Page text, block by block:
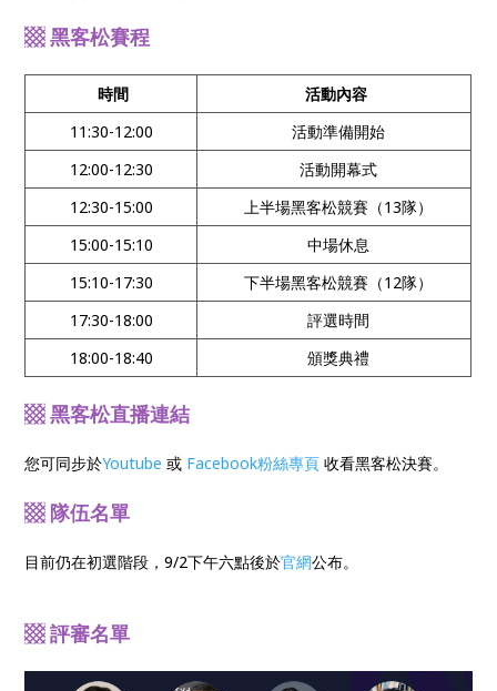
▩ 黑客松賽程
時間
活動內容
11:30-12:00
活動準備開始
12:00-12:30
活動開幕式
12:30-15:00
上半場黑客松競賽（13隊）
15:00-15:10
中場休息
15:10-17:30
下半場黑客松競賽（12隊）
17:30-18:00
評選時間
18:00-18:40
頒獎典禮
▩ 黑客松直播連結
您可同步於Youtube 或 Facebook粉絲專頁 收看黑客松決賽。
▩ 隊伍名單
目前仍在初選階段，9/2下午六點後於官網公布。
▩ 評審名單